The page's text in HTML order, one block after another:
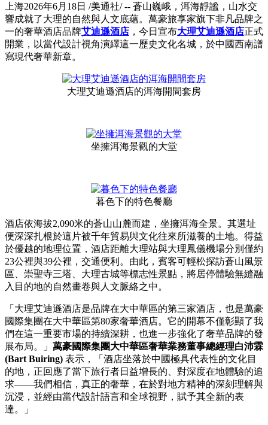
上海2026年6月18日 /美通社/ -- 蒼山巍峨，洱海靜謐，山水交
響成就了大理的自然與人文底蘊。萬豪旅享家旗下非凡品牌之
一的奢華酒店品牌艾迪遜酒店 ，今日宣布大理艾迪遜酒店正式
開業，以當代設計視角演繹這一歷史文化名城，於中國西南譜
寫現代奢華新章。
大理艾迪遜酒店的洱海開間套房
坐擁洱海景觀的大堂
暮色下的特色餐廳
酒店依海拔2,090米的蒼山山麓而建，坐擁洱海全景。其選址
便深深扎根於這片被千年貿易與文化往來所滋養的土地。得益
於優越的地理位置，酒店距離大理站與大理鳳儀機場分別僅約
23公裡與39公裡，交通便利。由此，賓客可輕松探訪蒼山風景
區、崇聖寺三塔、大理古城等標志性景點，將居停體驗無縫融
入目的地的自然畫卷與人文脈絡之中。
「大理艾迪遜酒店是品牌在大中華區的第三家酒店，也是萬豪
國際集團在大中華區第80家奢華酒店。它的開幕不僅彰顯了我
們在這一重要市場的持續深耕，也進一步強化了奢華品牌的發
展布局。」 萬豪國際集團大中華區奢華業務董事總經理白沛霖
(Bart Buiring) 表示，「酒店坐落於中國極具代表性的文化目
的地，正回應了當下旅行者日益增長的、對深度在地體驗的追
求——我們相信，真正的奢華，在於對地方精神的深刻理解與
沉浸，並經由當代設計語言和全球視野，賦予其全新的表
達。」